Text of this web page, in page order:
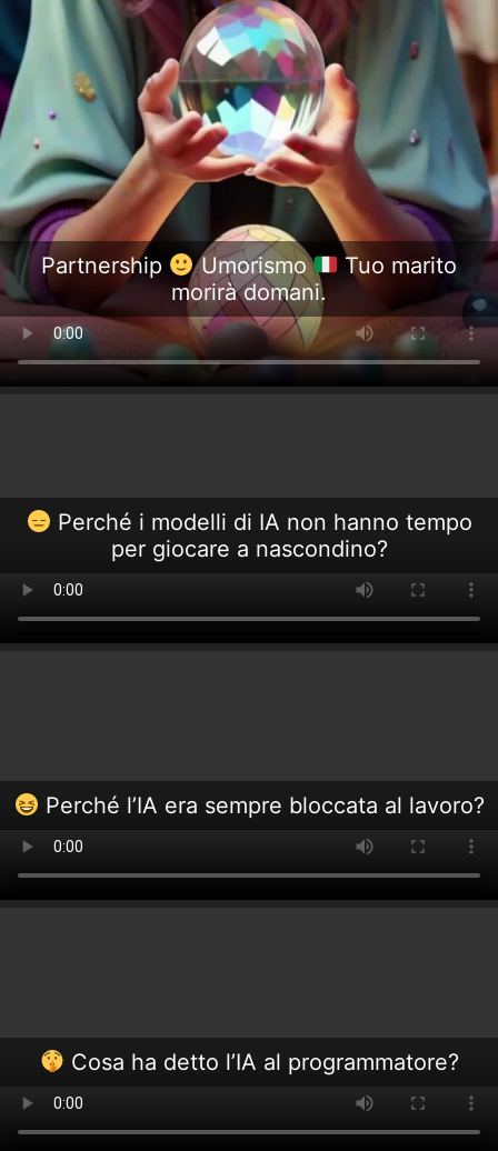
Partnership Umorismo
Tuo marito
morirà domani.
Perché i modelli di IA non hanno tempo
per giocare a nascondino?
Perché l’IA era sempre bloccata al lavoro?
Cosa ha detto l’IA al programmatore?